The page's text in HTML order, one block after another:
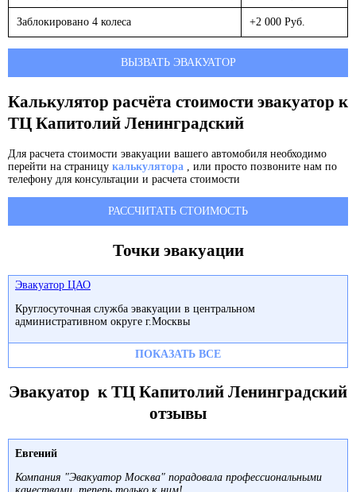
Заблокировано 4 колеса +2 000 Руб.
ВЫЗВАТЬ ЭВАКУАТОР
Калькулятор расчёта стоимости эвакуатор к
ТЦ Капитолий Ленинградский
Для расчета стоимости эвакуации вашего автомобиля необходимо
перейти на страницу калькулятора , или просто позвоните нам по
телефону для консультации и расчета стоимости
РАССЧИТАТЬ СТОИМОСТЬ
Точки эвакуации
Эвакуатор ЦАО
Круглосуточная служба эвакуации в центральном
административном округе г.Москвы
ПОКАЗАТЬ ВСЕ
Эвакуатор к ТЦ Капитолий Ленинградский
отзывы
Евгений
Компания "Эвакуатор Москва" порадовала профессиональными